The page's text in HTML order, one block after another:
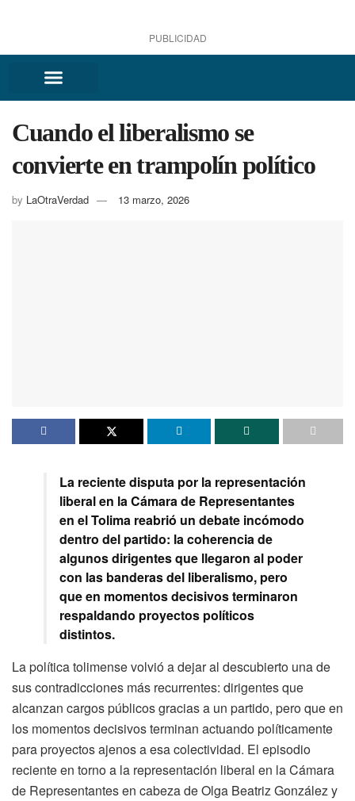
PUBLICIDAD
Cuando el liberalismo se
convierte en trampolín político
by LaOtraVerdad 13 marzo, 2026
La reciente disputa por la representación
liberal en la Cámara de Representantes
en el Tolima reabrió un debate incómodo
dentro del partido: la coherencia de
algunos dirigentes que llegaron al poder
con las banderas del liberalismo, pero
que en momentos decisivos terminaron
respaldando proyectos políticos
distintos.
La política tolimense volvió a dejar al descubierto una de
sus contradicciones más recurrentes: dirigentes que
alcanzan cargos públicos gracias a un partido, pero que en
los momentos decisivos terminan actuando políticamente
para proyectos ajenos a esa colectividad. El episodio
reciente en torno a la representación liberal en la Cámara
de Representantes en cabeza de Olga Beatriz González y